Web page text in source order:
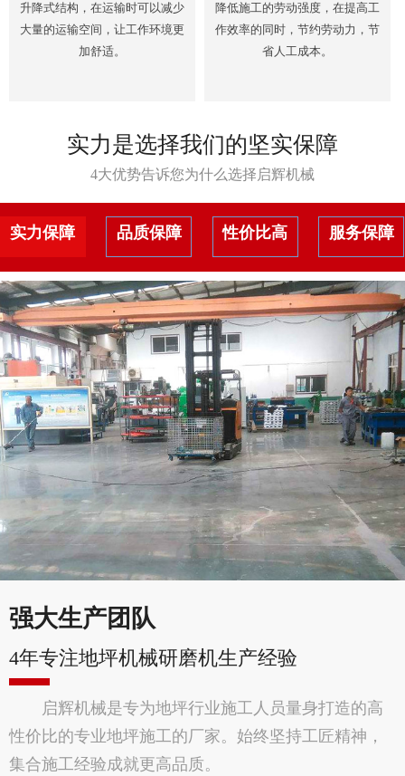
升降式结构，在运输时可以减少
大量的运输空间，让工作环境更
加舒适。
降低施工的劳动强度，在提高工
作效率的同时，节约劳动力，节
省人工成本。
实力是选择我们的坚实保障
4大优势告诉您为什么选择启辉机械
实力保障 品质保障 性价比高 服务保障
强大生产团队
4年专注地坪机械研磨机生产经验
启辉机械是专为地坪行业施工人员量身打造的高
性价比的专业地坪施工的厂家。始终坚持工匠精神，
集合施工经验成就更高品质。